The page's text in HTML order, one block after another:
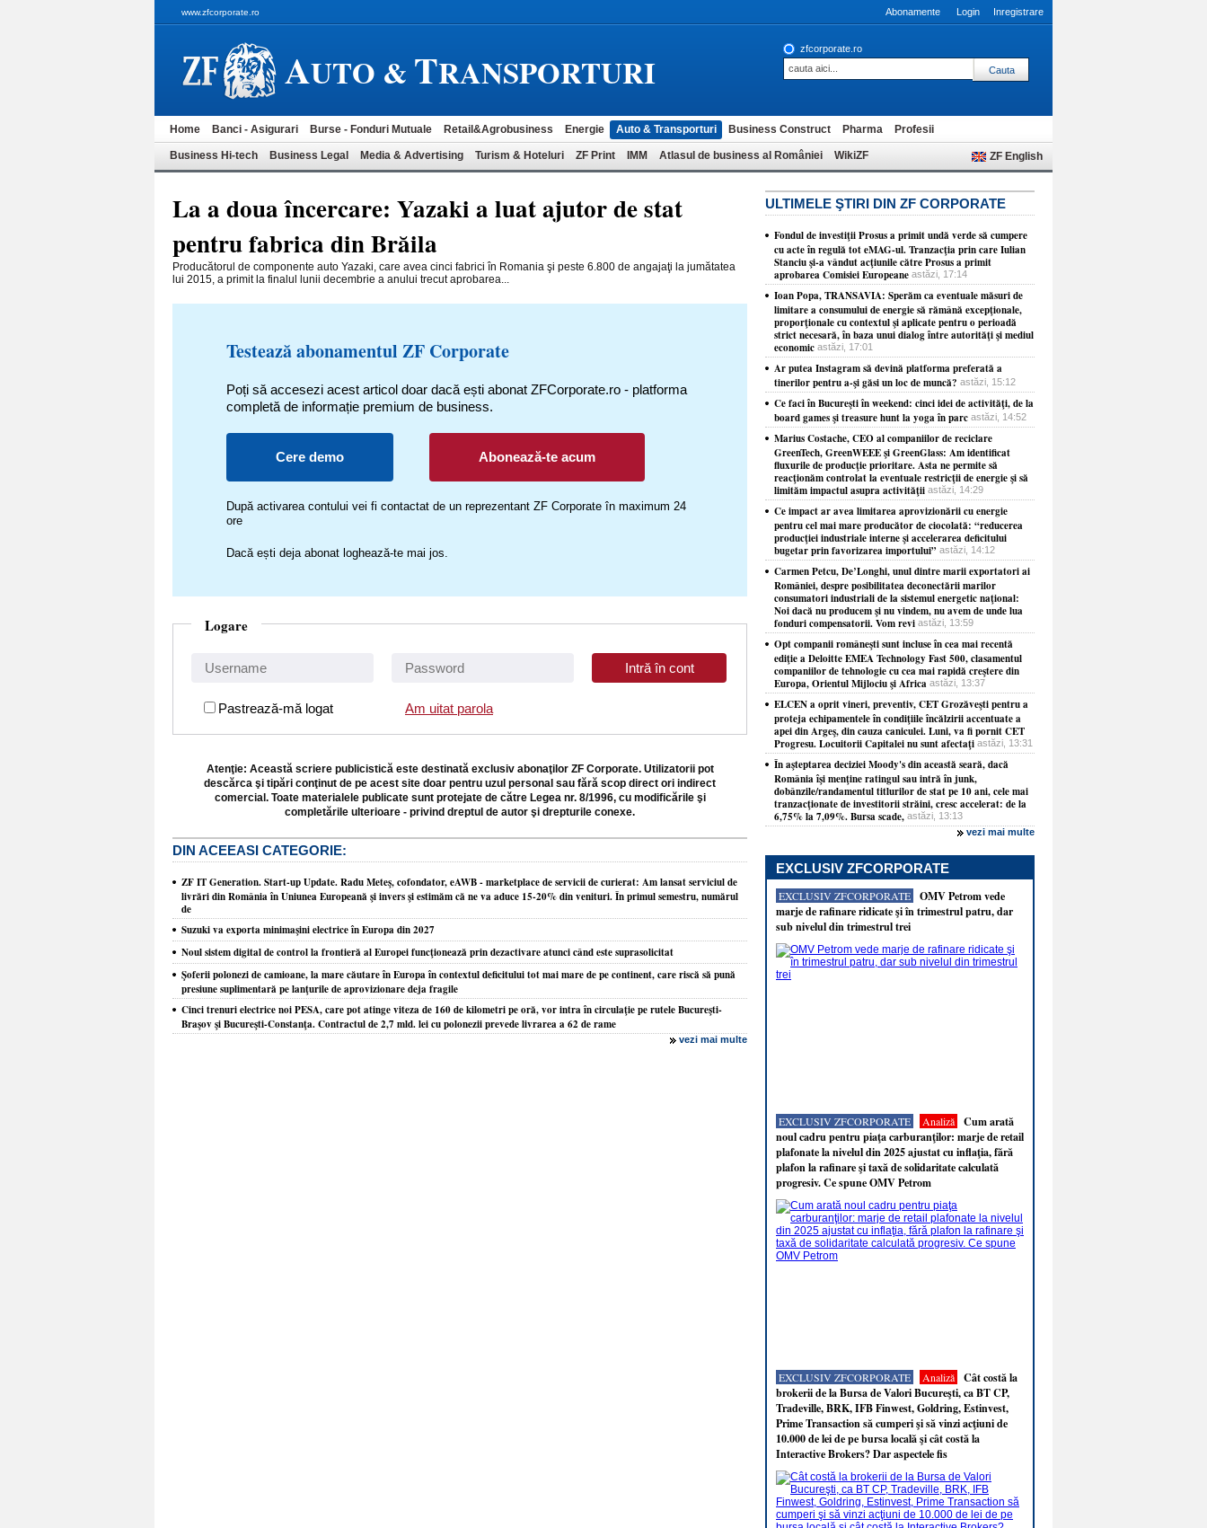
www.zfcorporate.ro Abonamente Login Inregistrare
AUTO & TRANSPORTURI
zfcorporate.ro
Home Banci - Asigurari Burse - Fonduri Mutuale Retail&Agrobusiness Energie Auto & Transporturi Business Construct Pharma Profesii
Business Hi-tech Business Legal Media & Advertising Turism & Hoteluri ZF Print IMM Atlasul de business al României WikiZF ZF English
La a doua încercare: Yazaki a luat ajutor de stat
pentru fabrica din Brăila
Producătorul de componente auto Yazaki, care avea cinci fabrici în Romania şi peste 6.800 de angajaţi la jumătatea
lui 2015, a primit la finalul lunii decembrie a anului trecut apro­barea...
Testează abonamentul ZF Corporate
Poți să accesezi acest articol doar dacă ești abonat ZFCorporate.ro - platforma
completă de informație premium de business.
Cere demo Abonează-te acum
După activarea contului vei fi contactat de un reprezentant ZF Corporate în maximum 24
ore
Dacă ești deja abonat loghează-te mai jos.
Logare
Pastrează-mă logat Am uitat parola
Atenţie: Această scriere publicistică este destinată exclusiv abonaţilor ZF Corporate. Utilizatorii pot
descărca şi tipări conţinut de pe acest site doar pentru uzul personal sau fără scop direct ori indirect
comercial. Toate materialele publicate sunt protejate de către Legea nr. 8/1996, cu modificările şi
completările ulterioare - privind dreptul de autor şi drepturile conexe.
DIN ACEEASI CATEGORIE:
ZF IT Generation. Start-up Update. Radu Meteş, cofondator, eAWB - marketplace de servicii de curierat: Am lansat serviciul de
livrări din România în Uniunea Europeană şi invers şi estimăm că ne va aduce 15-20% din venituri. În primul semestru, numărul
de
Suzuki va exporta minimaşini electrice în Europa din 2027
Noul sistem digital de control la frontieră al Europei funcţionează prin dezactivare atunci când este suprasolicitat
Şoferii polonezi de camioane, la mare căutare în Europa în contextul deficitului tot mai mare de pe continent, care riscă să pună
presiune suplimentară pe lanţurile de aprovizionare deja fragile
Cinci trenuri electrice noi PESA, care pot atinge viteza de 160 de kilometri pe oră, vor intra în circulaţie pe rutele Bucureşti-
Braşov şi Bucureşti-Constanţa. Contractul de 2,7 mld. lei cu polonezii prevede livrarea a 62 de rame
vezi mai multe
ULTIMELE ŞTIRI DIN ZF CORPORATE
Fondul de investiţii Prosus a primit undă verde să cumpere
cu acte în regulă tot eMAG-ul. Tranzacţia prin care Iulian
Stanciu şi-a vândut acţiunile către Prosus a primit
aprobarea Comisiei Europeane astăzi, 17:14
Ioan Popa, TRANSAVIA: Sperăm ca eventuale măsuri de
limitare a consumului de energie să rămână excepţionale,
proporţionale cu contextul şi aplicate pentru o perioadă
strict necesară, în baza unui dialog între autorităţi şi mediul
economic astăzi, 17:01
Ar putea Instagram să devină platforma preferată a
tinerilor pentru a-şi găsi un loc de muncă? astăzi, 15:12
Ce faci în Bucureşti în weekend: cinci idei de activităţi, de la
board games şi treasure hunt la yoga în parc astăzi, 14:52
Marius Costache, CEO al companiilor de reciclare
GreenTech, GreenWEEE şi GreenGlass: Am identificat
fluxurile de producţie prioritare. Asta ne permite să
reacţionăm controlat la eventuale restricţii de energie şi să
limităm impactul asupra activităţii astăzi, 14:29
Ce impact ar avea limitarea aprovizionării cu energie
pentru cel mai mare producător de ciocolată: “reducerea
producţiei industriale interne şi accelerarea deficitului
bugetar prin favorizarea importului” astăzi, 14:12
Carmen Petcu, De’Longhi, unul dintre marii exportatori ai
României, despre posibilitatea deconectării marilor
consumatori industriali de la sistemul energetic naţional:
Noi dacă nu producem şi nu vindem, nu avem de unde lua
fonduri compensatorii. Vom revi astăzi, 13:59
Opt companii româneşti sunt incluse în cea mai recentă
ediţie a Deloitte EMEA Technology Fast 500, clasamentul
companiilor de tehnologie cu cea mai rapidă creştere din
Europa, Orientul Mijlociu şi Africa astăzi, 13:37
ELCEN a oprit vineri, preventiv, CET Grozăveşti pentru a
proteja echipamentele în condiţiile încălzirii accentuate a
apei din Argeş, din cauza caniculei. Luni, va fi pornit CET
Progresu. Locuitorii Capitalei nu sunt afectaţi astăzi, 13:31
În aşteptarea deciziei Moody's din această seară, dacă
România îşi menţine ratingul sau intră în junk,
dobânzile/randamentul titlurilor de stat pe 10 ani, cele mai
tranzacţionate de investitorii străini, cresc accelerat: de la
6,75% la 7,09%. Bursa scade, astăzi, 13:13
vezi mai multe
EXCLUSIV ZFCORPORATE
EXCLUSIV ZFCORPORATE
OMV Petrom vede
marje de rafinare ridicate şi în trimestrul patru, dar
sub nivelul din trimestrul trei
EXCLUSIV ZFCORPORATE Analiză
Cum arată
noul cadru pentru piaţa carburanţilor: marje de retail
plafonate la nivelul din 2025 ajustat cu inflaţia, fără
plafon la rafinare şi taxă de solidaritate calculată
progresiv. Ce spune OMV Petrom
EXCLUSIV ZFCORPORATE Analiză
Cât costă la
brokerii de la Bursa de Valori Bucureşti, ca BT CP,
Tradeville, BRK, IFB Finwest, Goldring, Estinvest,
Prime Transaction să cumperi şi să vinzi acţiuni de
10.000 de lei de pe bursa locală şi cât costă la
Interactive Brokers? Dar aspectele fis